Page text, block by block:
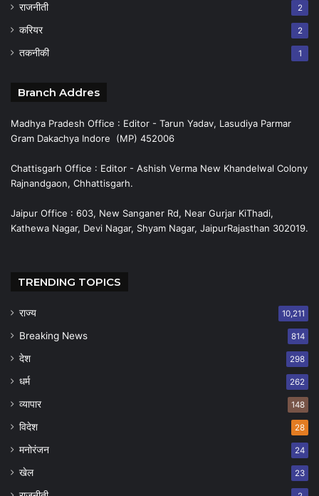
राजनीती 2
करियर 2
तकनीकी 1
Branch Addres
Madhya Pradesh Office : Editor - Tarun Yadav, Lasudiya Parmar
Gram Dakachya Indore (MP) 452006
Chattisgarh Office : Editor - Ashish Verma New Khandelwal Colony
Rajnandgaon, Chhattisgarh.
Jaipur Office : 603, New Sanganer Rd, Near Gurjar KiThadi,
Kathewa Nagar, Devi Nagar, Shyam Nagar, JaipurRajasthan 302019.
TRENDING TOPICS
राज्य 10,211
Breaking News 814
देश 298
धर्म 262
व्यापार 148
विदेश 28
मनोरंजन 24
खेल 23